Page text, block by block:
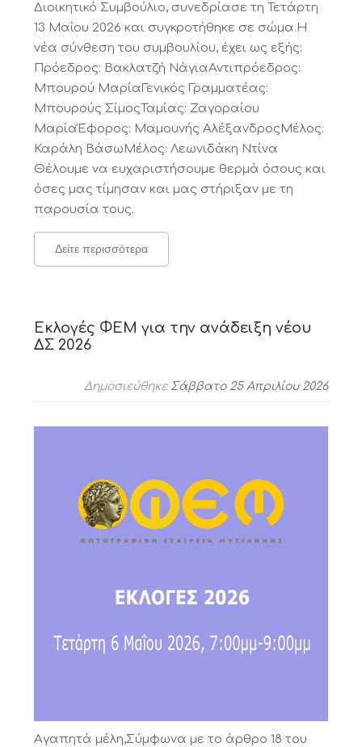
Διοικητικό Συμβούλιο, συνεδρίασε τη Τετάρτη
13 Μαΐου 2026 και συγκροτήθηκε σε σώμα.Η
νέα σύνθεση του συμβουλίου, έχει ως εξής:
Πρόεδρος: Βακλατζή ΝάγιαΑντιπρόεδρος:
Μπουρού ΜαρίαΓενικός Γραμματέας:
Μπουρούς ΣίμοςΤαμίας: Ζαγοραίου
ΜαρίαΈφορος: Μαμουνής ΑλέξανδροςΜέλος:
Καράλη ΒάσωΜέλος: Λεωνιδάκη Ντίνα
Θέλουμε να ευχαριστήσουμε θερμά όσους και
όσες μας τίμησαν και μας στήριξαν με τη
παρουσία τους.
Δείτε περισσότερα
Εκλογές ΦΕΜ για την ανάδειξη νέου
ΔΣ 2026
Δημοσιεύθηκε Σάββατο 25 Απριλίου 2026
Αγαπητά μέλη,Σύμφωνα με το άρθρο 18 του